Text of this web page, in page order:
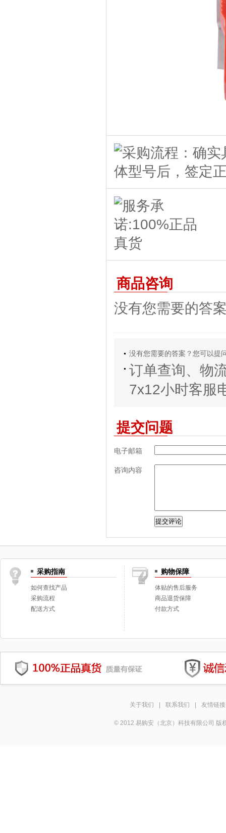
商品咨询
没有您需要的答
没有您需要的答案？您可以提
订单查询、物
7x12小时客服
提交问题
电子邮箱
咨询内容
采购指南
如何查找产品
采购流程
配送方式
购物保障
体贴的售后服务
商品退货保障
付款方式
关于我们 联系我们 友情链接
© 2012 易购安（北京）科技有限公司 版